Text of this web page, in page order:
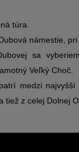
túra.
námestie,
sa
Veľký Choč.
medzi
tiež z celej Dolnej